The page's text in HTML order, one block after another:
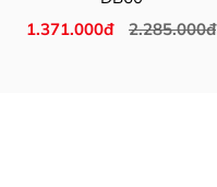
1.371.000đ
2.285.000đ